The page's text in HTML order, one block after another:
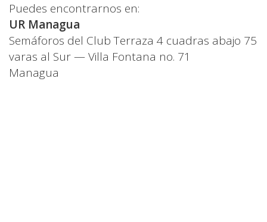
Puedes encontrarnos en:
UR Managua
Semáforos del Club Terraza 4 cuadras abajo 75
varas al Sur — Villa Fontana no. 71
Managua